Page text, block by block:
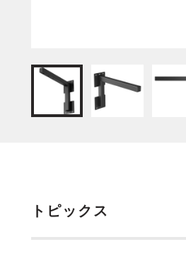
トピックス